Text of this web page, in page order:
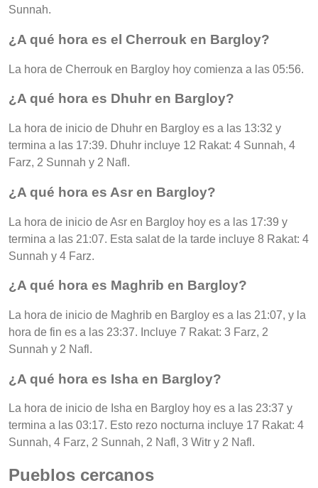
Sunnah.
¿A qué hora es el Cherrouk en Bargloy?
La hora de Cherrouk en Bargloy hoy comienza a las 05:56.
¿A qué hora es Dhuhr en Bargloy?
La hora de inicio de Dhuhr en Bargloy es a las 13:32 y
termina a las 17:39. Dhuhr incluye 12 Rakat: 4 Sunnah, 4
Farz, 2 Sunnah y 2 Nafl.
¿A qué hora es Asr en Bargloy?
La hora de inicio de Asr en Bargloy hoy es a las 17:39 y
termina a las 21:07. Esta salat de la tarde incluye 8 Rakat: 4
Sunnah y 4 Farz.
¿A qué hora es Maghrib en Bargloy?
La hora de inicio de Maghrib en Bargloy es a las 21:07, y la
hora de fin es a las 23:37. Incluye 7 Rakat: 3 Farz, 2
Sunnah y 2 Nafl.
¿A qué hora es Isha en Bargloy?
La hora de inicio de Isha en Bargloy hoy es a las 23:37 y
termina a las 03:17. Esto rezo nocturna incluye 17 Rakat: 4
Sunnah, 4 Farz, 2 Sunnah, 2 Nafl, 3 Witr y 2 Nafl.
Pueblos cercanos